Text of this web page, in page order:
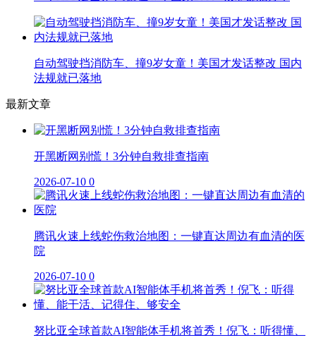
自动驾驶挡消防车、撞9岁女童！美国才发话整改 国内
法规就已落地
最新文章
开黑断网别慌！3分钟自救排查指南
2026-07-10 0
腾讯火速上线蛇伤救治地图：一键直达周边有血清的医
院
2026-07-10 0
努比亚全球首款AI智能体手机将首秀！倪飞：听得懂、